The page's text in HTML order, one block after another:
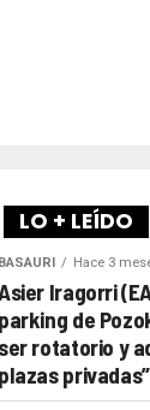
LO + LEÍDO
BASAURI Hace 3
Asier Iragorri
parking de
ser rotatorio y
plazas privadas”